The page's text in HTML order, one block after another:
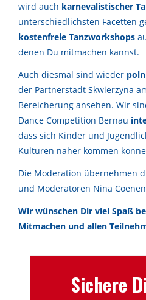
wird auch karnevalistischer
unterschiedlichsten Facetten
kostenfreie Tanzworkshops
denen Du mitmachen kannst.
Auch diesmal sind wieder
der Partnerstadt Skwierzyna
Bereicherung ansehen. Wir
Dance Competition Bernau
dass sich Kinder und
Kulturen näher kommen
Die Moderation übernehmen
und Moderatoren Nina
Wir wünschen Dir viel Spaß
Mitmachen und allen
Sichere